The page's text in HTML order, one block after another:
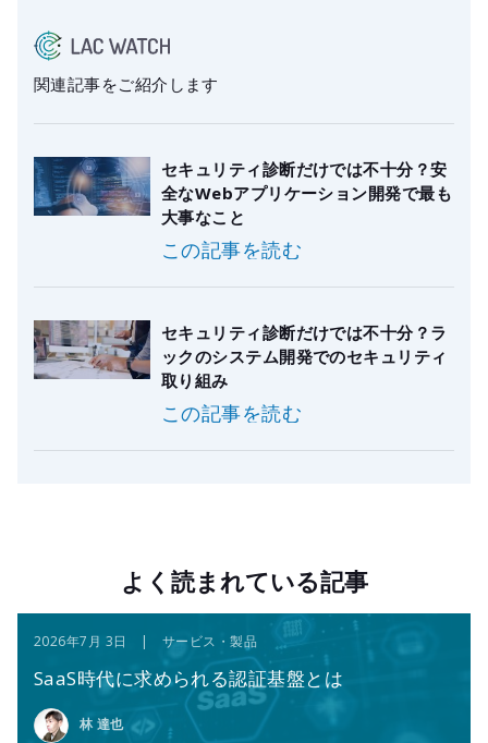
関連記事をご紹介します
セキュリティ診断だけでは不十分？安
全なWebアプリケーション開発で最も
大事なこと
この記事を読む
セキュリティ診断だけでは不十分？ラ
ックのシステム開発でのセキュリティ
取り組み
この記事を読む
よく読まれている記事
2026年7月 3日 | サービス・製品
SaaS時代に求められる認証基盤とは
林 達也